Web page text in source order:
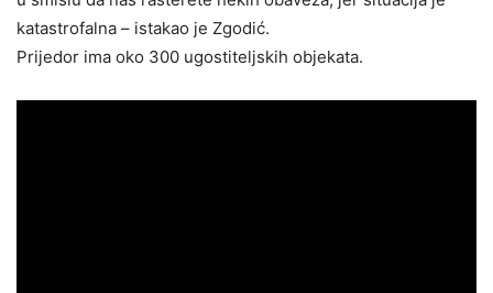
katastrofalna – istakao je Zgodić.
Prijedor ima oko 300 ugostiteljskih objekata.